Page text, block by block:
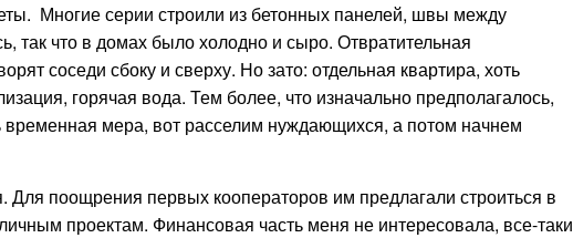
Многие серии строили из бетонных панелей, швы между
так что в домах было холодно и сыро. Отвратительная
соседи сбоку и сверху. Но зато: отдельная квартира, хоть
горячая вода. Тем более, что изначально предполагалось,
мера, вот расселим нуждающихся, а потом начнем
поощрения первых кооператоров им предлагали строиться в
проектам. Финансовая часть меня не интересовала, все-таки